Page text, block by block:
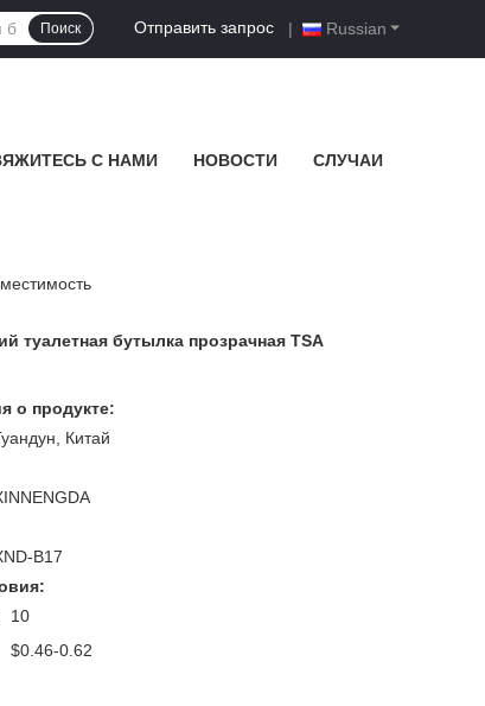
Russian
Отправить запрос |
Поиск
С НАМИ НОВОСТИ СЛУЧАИ
туалетная бутылка прозрачная TSA
о продукте:
Китай
B17
10
$0.46-0.62